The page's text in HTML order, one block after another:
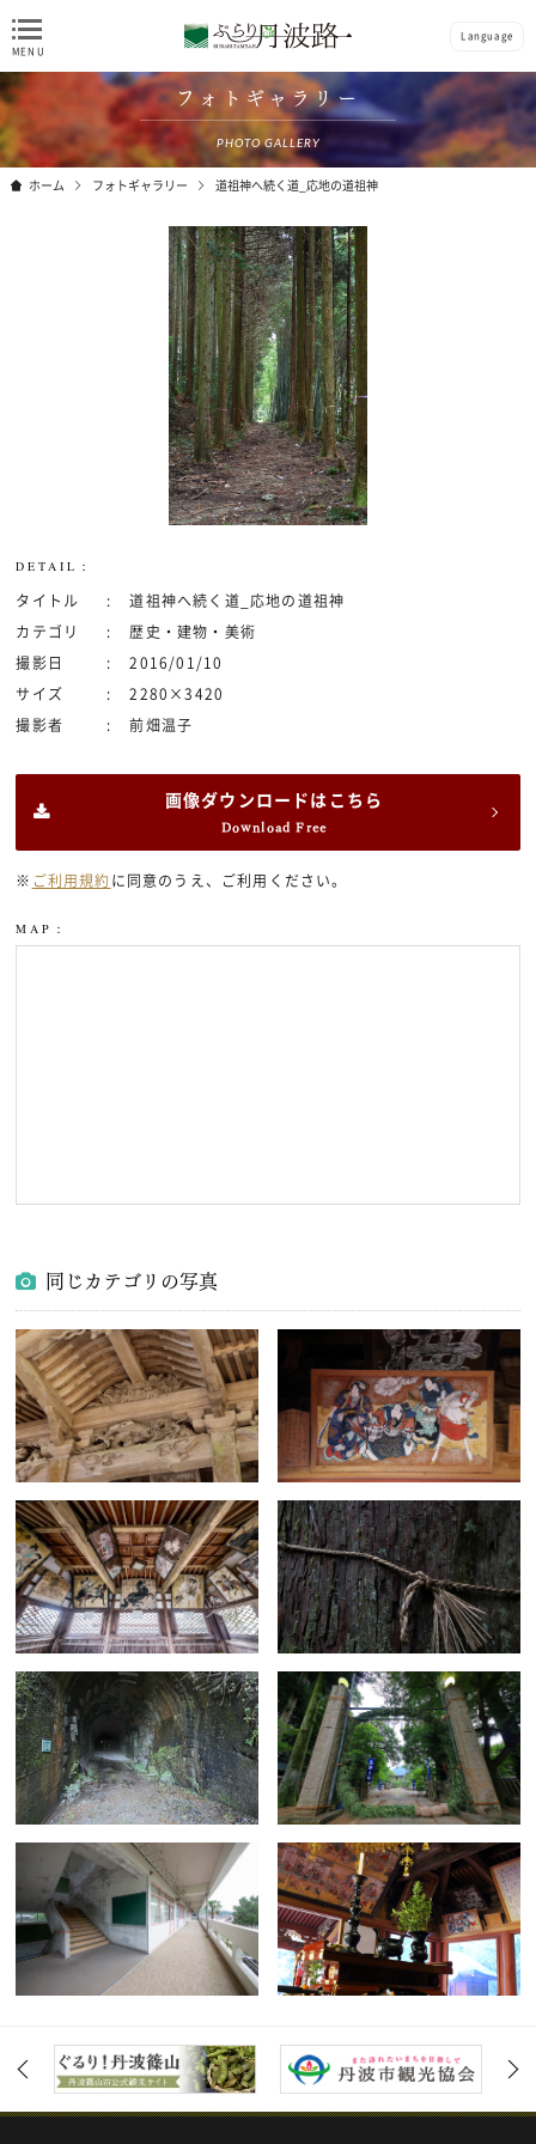
Language
フォトギャラリー
PHOTO GALLERY
ホーム フォトギャラリー 道祖神へ続く道_応地の道祖神
DETAIL：
タイトル 道祖神へ続く道_応地の道祖神
カテゴリ 歴史・建物・美術
撮影日 2016/01/10
サイズ 2280×3420
撮影者 前畑温子
画像ダウンロードはこちら
Download Free
※ ご利用規約 に同意のうえ、ご利用ください。
MAP：
同じカテゴリの写真